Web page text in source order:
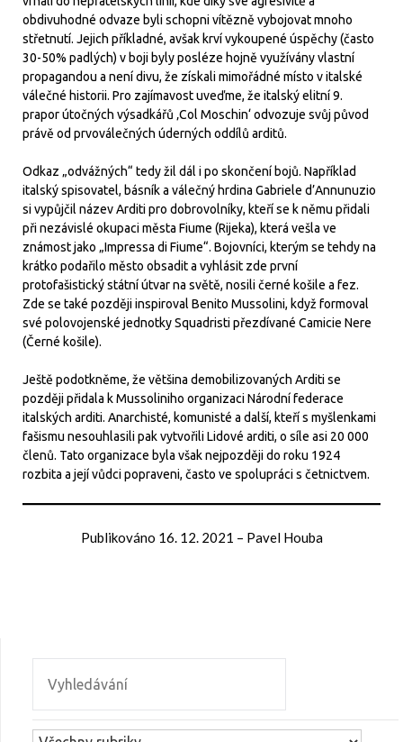
obdivuhodné odvaze byli schopni vítězně vybojovat mnoho
střetnutí. Jejich příkladné, avšak krví vykoupené úspěchy (často
30-50% padlých) v boji byly posléze hojně využívány vlastní
propagandou a není divu, že získali mimořádné místo v italské
válečné historii. Pro zajímavost uveďme, že italský elitní 9.
prapor útočných výsadkářů ‚Col Moschin‘ odvozuje svůj původ
právě od prvoválečných úderných oddílů arditů.
Odkaz „odvážných“ tedy žil dál i po skončení bojů. Například
italský spisovatel, básník a válečný hrdina Gabriele d’Annunuzio
si vypůjčil název Arditi pro dobrovolníky, kteří se k němu přidali
při nezávislé okupaci města Fiume (Rijeka), která vešla ve
známost jako „Impressa di Fiume“. Bojovníci, kterým se tehdy na
krátko podařilo město obsadit a vyhlásit zde první
protofašistický státní útvar na světě, nosili černé košile a fez.
Zde se také později inspiroval Benito Mussolini, když formoval
své polovojenské jednotky Squadristi přezdívané Camicie Nere
(Černé košile).
Ještě podotkněme, že většina demobilizovaných Arditi se
později přidala k Mussoliniho organizaci Národní federace
italských arditi. Anarchisté, komunisté a další, kteří s myšlenkami
fašismu nesouhlasili pak vytvořili Lidové arditi, o síle asi 20 000
členů. Tato organizace byla však nejpozději do roku 1924
rozbita a její vůdci popraveni, často ve spolupráci s četnictvem.
Publikováno 16. 12. 2021 – Pavel Houba